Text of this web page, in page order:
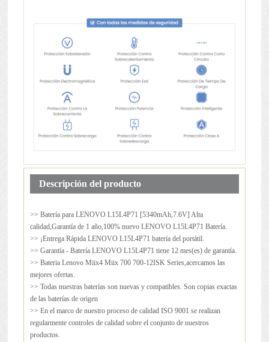
Descripción del producto
>> Batería para LENOVO L15L4P71 [5340mAh,7.6V] Alta
calidad,Garantía de 1 año,100% nuevo LENOVO L15L4P71 Batería.
>> ¡Entrega Rápida LENOVO L15L4P71 batería del portátil.
>> Garantía - Batería LENOVO L15L4P71 tiene 12 mes(es) de garantía.
>> Bateria Lenovo Miix4 Miix 700 700-12ISK Series,acercamos las
mejores ofertas.
>> Todas nuestras baterías son nuevas y compatibles. Son copias exactas
de las baterías de origen
>> En el marco de nuestro proceso de calidad ISO 9001 se realizan
regularmente controles de calidad sobre el conjunto de nuestros
productos.